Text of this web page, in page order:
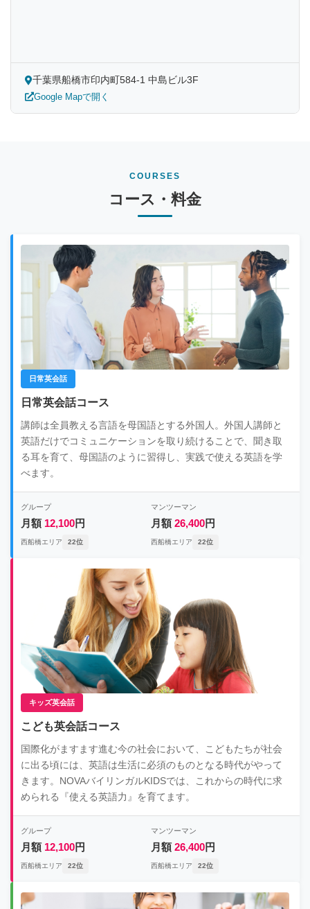
千葉県船橋市印内町584-1 中島ビル3F
Google Mapで開く
COURSES
コース・料金
日常英会話
日常英会話コース
講師は全員教える言語を母国語とする外国人。外国人講師と
英語だけでコミュニケーションを取り続けることで、聞き取
る耳を育て、母国語のように習得し、実践で使える英語を学
べます。
グループ
月額 12,100円
西船橋エリア 22位
マンツーマン
月額26,400円
西船橋エリア 22位
キッズ英会話
こども英会話コース
国際化がますます進む今の社会において、こどもたちが社会
に出る頃には、英語は生活に必須のものとなる時代がやって
きます。NOVAバイリンガルKIDSでは、これからの時代に求
められる『使える英語力』を育てます。
グループ
月額 12,100円
西船橋エリア 22位
マンツーマン
月額26,400円
西船橋エリア 22位